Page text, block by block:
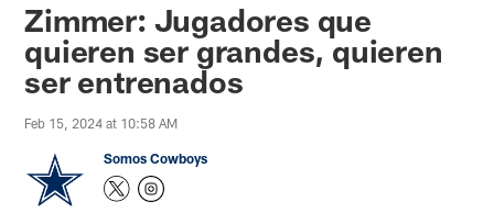
Zimmer: Jugadores que
quieren ser grandes, quieren
ser entrenados
Feb 15, 2024 at 10:58 AM
Somos Cowboys